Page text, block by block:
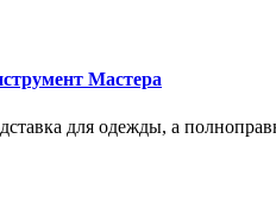
Мастера
для одежды, а